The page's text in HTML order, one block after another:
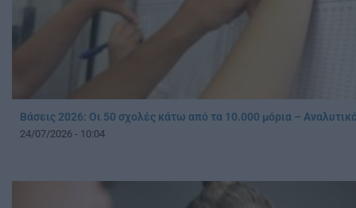
Βάσεις 2026: Οι 50 σχολές κάτω από τα 10.000 μόρια –
24/07/2026 - 10:04